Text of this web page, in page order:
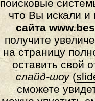
поисковые
что Вы искали и
сайта
получите
на страницу
оставить свой
слайд-шоу(
сможете